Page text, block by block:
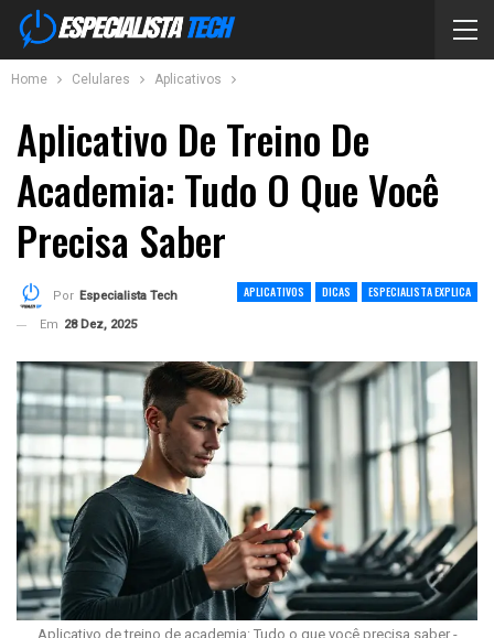
Home Celulares Aplicativos
Aplicativo De Treino De
Academia: Tudo O Que Você
Precisa Saber
APLICATIVOS DICAS ESPECIALISTA EXPLICA
Por Especialista Tech
Em 28 Dez, 2025
Aplicativo de treino de academia: Tudo o que você precisa saber -